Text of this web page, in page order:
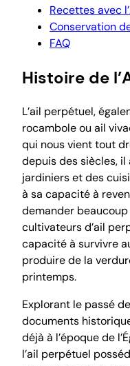
Recettes avec
Conservation
FAQ
Histoire de
L’ail perpétuel,
rocambole ou ail
qui nous vient tout
depuis des siècles,
jardiniers et des
à sa capacité à
demander beaucoup
cultivateurs d’ail
capacité à survivre
produire de la
printemps.
Explorant le passé
documents
déjà à l’époque de
l’ail perpétuel